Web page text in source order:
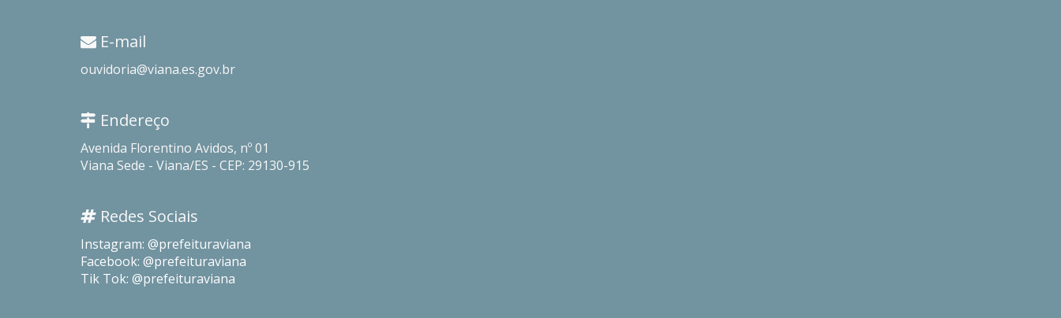
E-mail
ouvidoria@viana.es.gov.br
Endereço
Avenida Florentino Avidos, nº 01
Viana Sede - Viana/ES - CEP: 29130-915
Redes Sociais
Instagram: @prefeituraviana
Facebook: @prefeituraviana
Tik Tok: @prefeituraviana